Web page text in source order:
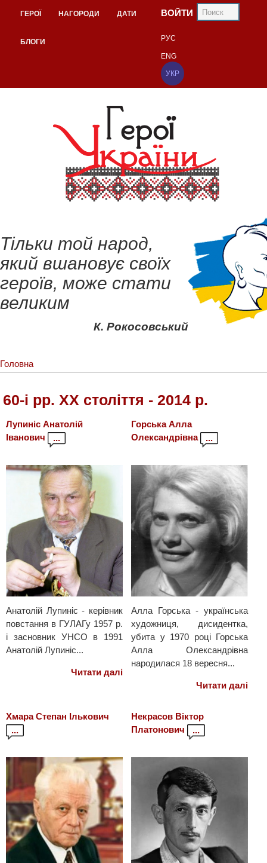
ГЕРОЇ НАГОРОДИ ДАТИ
БЛОГИ
ВОЙТИ
РУС
ENG
УКР
Тільки той народ,
який вшановує своїх
героїв, може стати
великим
К. Рокосовський
Головна
60-і рр. ХХ століття - 2014 р.
Лупиніс Анатолій
Іванович
...
Анатолій Лупиніс - керівник
повстання в ГУЛАГу 1957 р.
і засновник УНСО в 1991
Анатолій Лупиніс...
Читати далі
Горська Алла
Олександрівна
...
Алла Горська - українська
художниця, дисидентка,
убита у 1970 році Горська
Алла Олександрівна
народилася 18 вересня...
Читати далі
Хмара Степан Ількович
...
Некрасов Віктор
Платонович
...